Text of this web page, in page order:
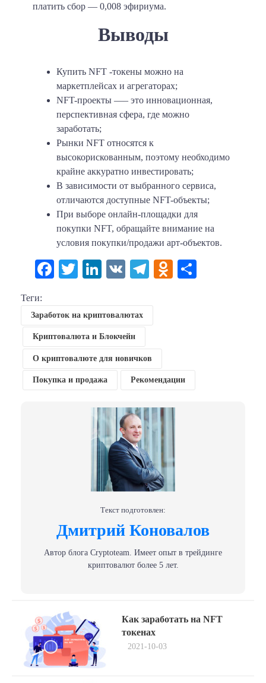
платить сбор — 0,008 эфириума.
Выводы
Купить NFT -токены можно на
маркетплейсах и агрегаторах;
NFT-проекты —‒ это инновационная,
перспективная сфера, где можно
заработать;
Рынки NFT относятся к
высокорискованным, поэтому необходимо
крайне аккуратно инвестировать;
В зависимости от выбранного сервиса,
отличаются доступные NFT-объекты;
При выборе онлайн-площадки для
покупки NFT, обращайте внимание на
условия покупки/продажи арт-объектов.
Facebook
TwitterLinkedIn
VK Telegram
Теги:
Заработок на криптовалютах
Криптовалюта и Блокчейн
О криптовалюте для новичков
Покупка и продажа Рекомендации
Текст подготовлен:
Дмитрий Коновалов
Автор блога Сryptoteam. Имеет опыт в трейдинге
криптовалют более 5 лет.
Навигация
по
записям
Как заработать на NFT
токенах
2021-10-03